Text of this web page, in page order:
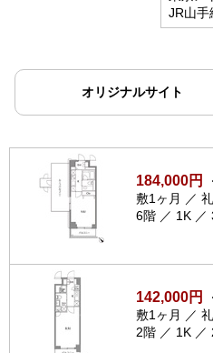
JR山手
オリジナルサイト
184,000円
敷1ヶ月 ／
6階 ／ 1K ／
142,000円
敷1ヶ月 ／
2階 ／ 1K ／